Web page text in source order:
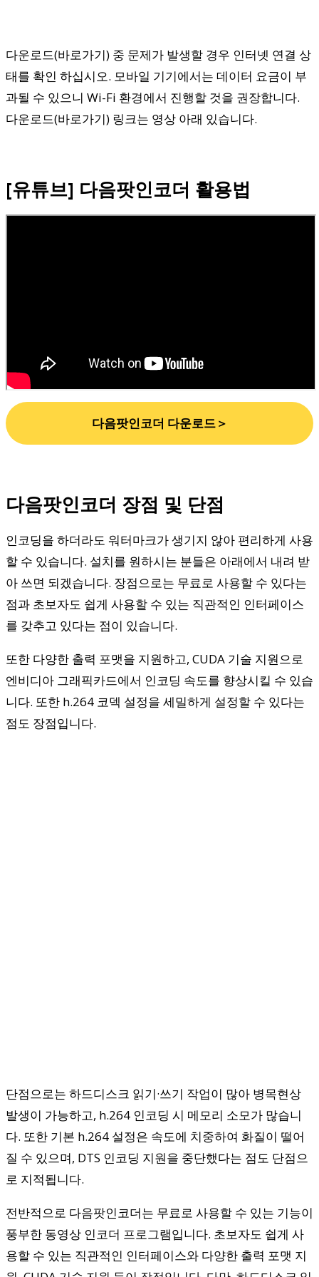
다운로드(바로가기) 중 문제가 발생할 경우 인터넷 연결 상
태를 확인 하십시오. 모바일 기기에서는 데이터 요금이 부
과될 수 있으니 Wi-Fi 환경에서 진행할 것을 권장합니다.
다운로드(바로가기) 링크는 영상 아래 있습니다.
[유튜브] 다음팟인코더 활용법
다음팟인코더 다운로드＞
다음팟인코더 장점 및 단점
인코딩을 하더라도 워터마크가 생기지 않아 편리하게 사용
할 수 있습니다. 설치를 원하시는 분들은 아래에서 내려 받
아 쓰면 되겠습니다. 장점으로는 무료로 사용할 수 있다는
점과 초보자도 쉽게 사용할 수 있는 직관적인 인터페이스
를 갖추고 있다는 점이 있습니다.
또한 다양한 출력 포맷을 지원하고, CUDA 기술 지원으로
엔비디아 그래픽카드에서 인코딩 속도를 향상시킬 수 있습
니다. 또한 h.264 코덱 설정을 세밀하게 설정할 수 있다는
점도 장점입니다.
단점으로는 하드디스크 읽기·쓰기 작업이 많아 병목현상
발생이 가능하고, h.264 인코딩 시 메모리 소모가 많습니
다. 또한 기본 h.264 설정은 속도에 치중하여 화질이 떨어
질 수 있으며, DTS 인코딩 지원을 중단했다는 점도 단점으
로 지적됩니다.
전반적으로 다음팟인코더는 무료로 사용할 수 있는 기능이
풍부한 동영상 인코더 프로그램입니다. 초보자도 쉽게 사
용할 수 있는 직관적인 인터페이스와 다양한 출력 포맷 지